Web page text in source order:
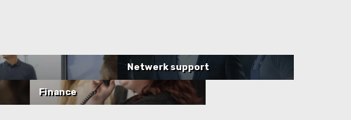
Netwerk support
Finance